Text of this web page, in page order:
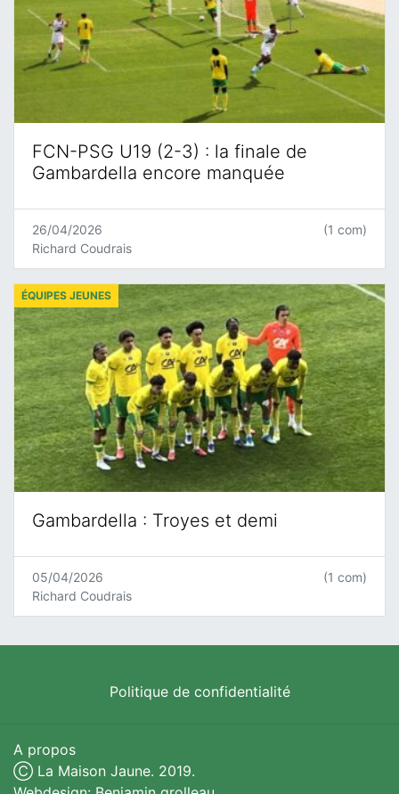
FCN-PSG U19 (2-3) : la finale de
Gambardella encore manquée
26/04/2026
Richard Coudrais
(1 com)
Gambardella : Troyes et demi
ÉQUIPES JEUNES
05/04/2026
Richard Coudrais
(1 com)
Politique de confidentialité
A propos
Ⓒ La Maison Jaune. 2019.